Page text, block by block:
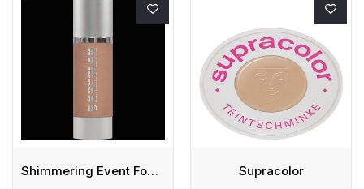
Shimmering Event Foundation Supracolor